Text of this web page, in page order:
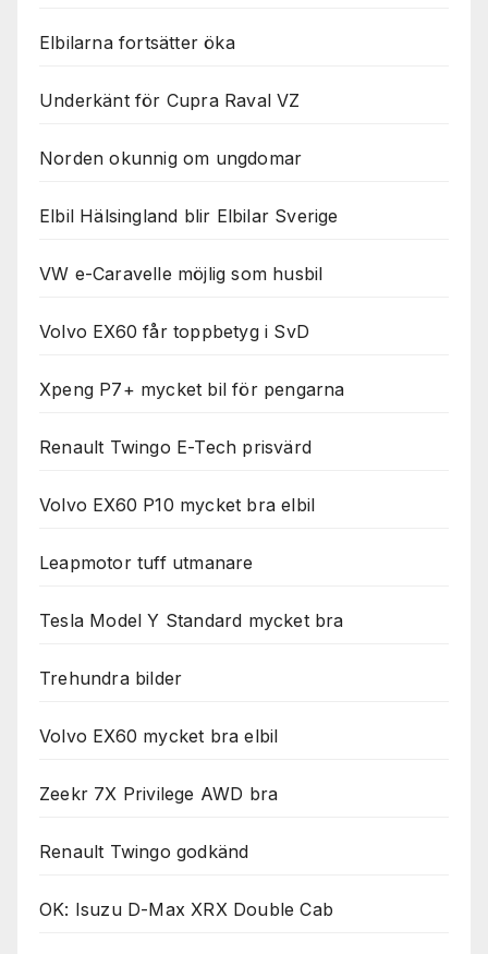
Elbilarna fortsätter öka
Underkänt för Cupra Raval VZ
Norden okunnig om ungdomar
Elbil Hälsingland blir Elbilar Sverige
VW e-Caravelle möjlig som husbil
Volvo EX60 får toppbetyg i SvD
Xpeng P7+ mycket bil för pengarna
Renault Twingo E-Tech prisvärd
Volvo EX60 P10 mycket bra elbil
Leapmotor tuff utmanare
Tesla Model Y Standard mycket bra
Trehundra bilder
Volvo EX60 mycket bra elbil
Zeekr 7X Privilege AWD bra
Renault Twingo godkänd
OK: Isuzu D-Max XRX Double Cab